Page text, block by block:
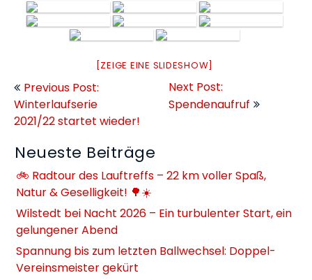
[ZEIGE EINE SLIDESHOW]
Beitragsnavigation
Previous Post:
Winterlaufserie
2021/22 startet wieder!
Next Post:
Spendenaufruf
Neueste Beiträge
🚲 Radtour des Lauftreffs – 22 km voller Spaß,
Natur & Geselligkeit! 🌳☀️
Wilstedt bei Nacht 2026 – Ein turbulenter Start, ein
gelungener Abend
Spannung bis zum letzten Ballwechsel: Doppel-
Vereinsmeister gekürt